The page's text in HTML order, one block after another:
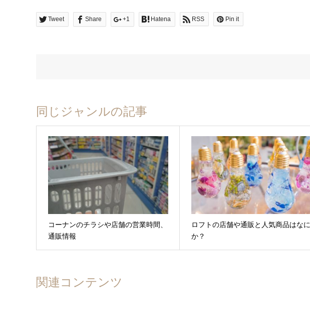
Tweet Share +1 Hatena RSS Pin it
同じジャンルの記事
コーナンのチラシや店舗の営業時間、
通販情報
ロフトの店舗や通販と人気商品はなに
か？
関連コンテンツ